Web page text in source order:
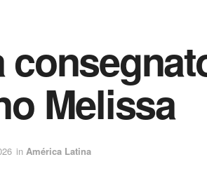
Melissa
in América Latina